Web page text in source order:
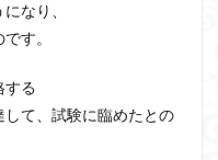
なり、
す。
する
て、試験に臨めたとの